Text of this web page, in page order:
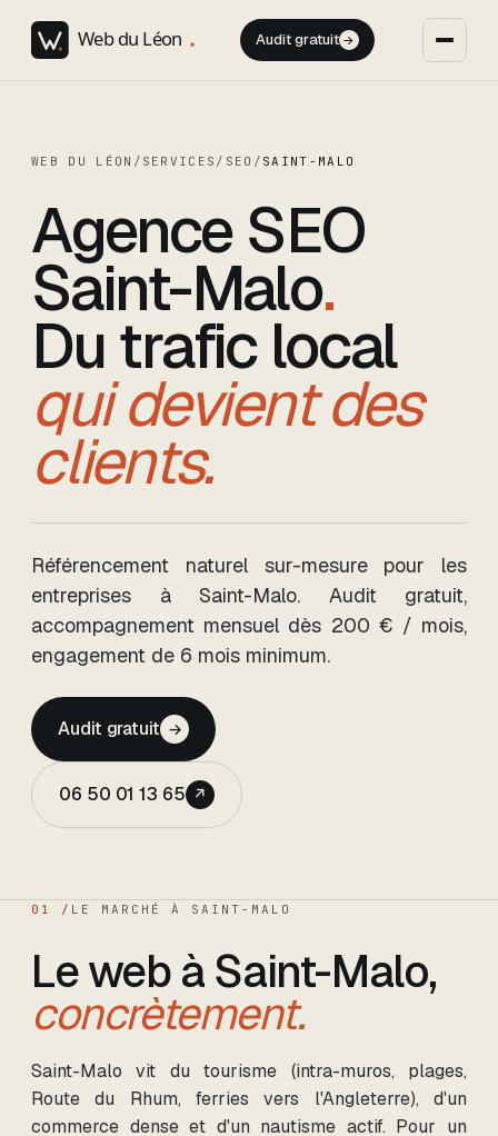
Audit gratuit →
WEB DU LÉON / SERVICES / SEO / SAINT-MALO
Agence SEO
Saint-Malo.
Du trafic local
qui devient des
clients.
Référencement naturel sur-mesure pour les
entreprises à Saint-Malo. Audit gratuit,
accompagnement mensuel dès 200 € / mois,
engagement de 6 mois minimum.
Audit gratuit →
06 50 01 13 65 ↗
01 / LE MARCHÉ À SAINT-MALO
Le webà Saint-Malo,
concrètement.
Saint-Malo vit du tourisme (intra-muros, plages,
Route du Rhum, ferries vers l'Angleterre), d'un
commerce dense et d'un nautisme actif. Pour un